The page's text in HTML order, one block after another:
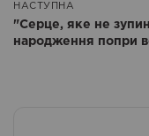
НАСТУПНА
Наступна
"Серце, яке не
народження попри